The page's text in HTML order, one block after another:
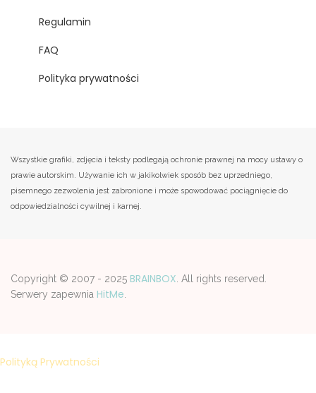
Regulamin
FAQ
Polityka prywatności
Wszystkie grafiki, zdjęcia i teksty podlegają ochronie prawnej na mocy ustawy o
prawie autorskim. Używanie ich w jakikolwiek sposób bez uprzedniego,
pisemnego zezwolenia jest zabronione i może spowodować pociągnięcie do
odpowiedzialności cywilnej i karnej.
Copyright © 2007 - 2025 BRAINBOX. All rights reserved.
Serwery zapewnia HitMe.
Polityką Prywatności